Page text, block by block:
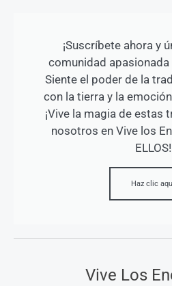
¡Suscríbete ahora y
comunidad
Siente el poder de la
con la tierra y la
¡Vive la magia de estas
nosotros en Vive los
ELLOS!
Haz clic
Vive Los